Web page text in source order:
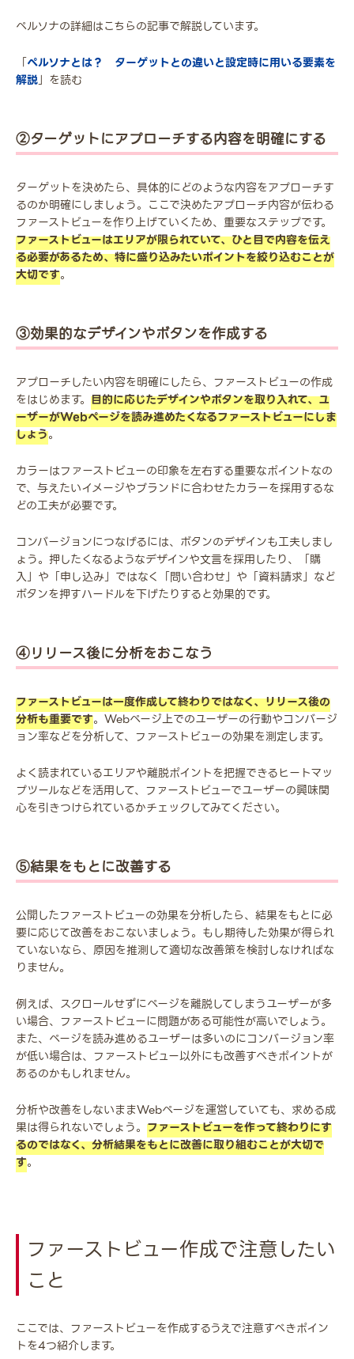
ペルソナの詳細はこちらの記事で解説しています。
「ペルソナとは？ ターゲットとの違いと設定時に用いる要素を
解説」を読む
②ターゲットにアプローチする内容を明確にする
ターゲットを決めたら、具体的にどのような内容をアプローチす
るのか明確にしましょう。ここで決めたアプローチ内容が伝わる
ファーストビューを作り上げていくため、重要なステップです。
ファーストビューはエリアが限られていて、ひと目で内容を伝え
る必要があるため、特に盛り込みたいポイントを絞り込むことが
大切です。
③効果的なデザインやボタンを作成する
アプローチしたい内容を明確にしたら、ファーストビューの作成
をはじめます。 目的に応じたデザインやボタンを取り入れて、ユ
ーザーがWebページを読み進めたくなるファーストビューにしま
しょう。
カラーはファーストビューの印象を左右する重要なポイントなの
で、与えたいイメージやブランドに合わせたカラーを採用するな
どの工夫が必要です。
コンバージョンにつなげるには、ボタンのデザインも工夫しまし
ょう。押したくなるようなデザインや文言を採用したり、「購
入」や「申し込み」ではなく「問い合わせ」や「資料請求」など
ボタンを押すハードルを下げたりすると効果的です。
④リリース後に分析をおこなう
ファーストビューは一度作成して終わりではなく、リリース後の
分析も重要です。Webページ上でのユーザーの行動やコンバージ
ョン率などを分析して、ファーストビューの効果を測定します。
よく読まれているエリアや離脱ポイントを把握できるヒートマッ
プツールなどを活用して、ファーストビューでユーザーの興味関
心を引きつけられているかチェックしてみてください。
⑤結果をもとに改善する
公開したファーストビューの効果を分析したら、結果をもとに必
要に応じて改善をおこないましょう。もし期待した効果が得られ
ていないなら、原因を推測して適切な改善策を検討しなければな
りません。
例えば、スクロールせずにページを離脱してしまうユーザーが多
い場合、ファーストビューに問題がある可能性が高いでしょう。
また、ページを読み進めるユーザーは多いのにコンバージョン率
が低い場合は、ファーストビュー以外にも改善すべきポイントが
あるのかもしれません。
分析や改善をしないままWebページを運営していても、求める成
果は得られないでしょう。 ファーストビューを作って終わりにす
るのではなく、分析結果をもとに改善に取り組むことが大切で
す。
ファーストビュー作成で注意したい
こと
ここでは、ファーストビューを作成するうえで注意すべきポイン
トを4つ紹介します。